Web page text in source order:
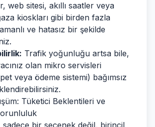
web sitesi, akıllı saatler veya
kioskları gibi birden fazla
ve hatasız bir şekilde
Trafik yoğunluğu artsa bile,
olan mikro servisleri
veya ödeme sistemi) bağımsız
Tüketici Beklentileri ve
sadece bir seçenek değil, birincil